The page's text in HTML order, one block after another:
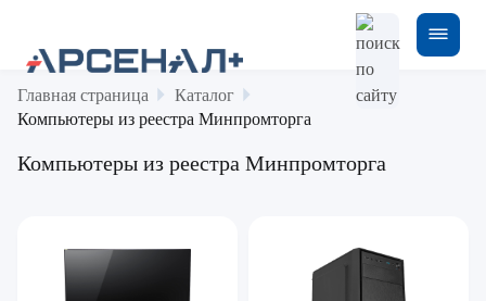
Главная страница
Каталог
Компьютеры из реестра Минпромторга
Компьютеры из реестра Минпромторга